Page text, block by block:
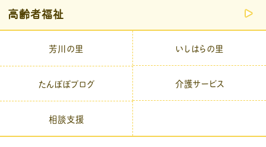
高齢者福祉
芳川の里 いしはらの里
たんぽぽブログ 介護サービス
相談支援